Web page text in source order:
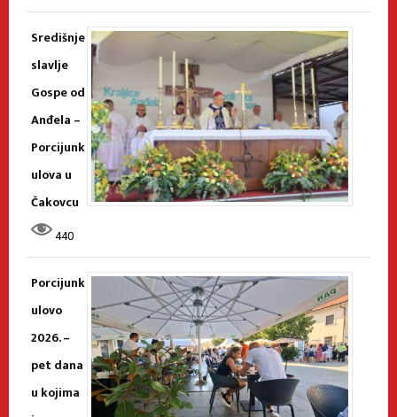
Središnje
slavlje
Gospe od
Anđela –
Porcijunk
ulova u
Čakovcu
440
Porcijunk
ulovo
2026. –
pet dana
u kojima